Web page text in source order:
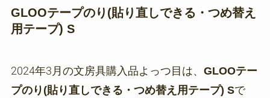
GLOOテープのり(貼り直しできる・つめ替え
用テープ) S
2024年3月の文房具購入品よっつ目は、 GLOOテー
プのり(貼り直しできる・つめ替え用テープ) Sで